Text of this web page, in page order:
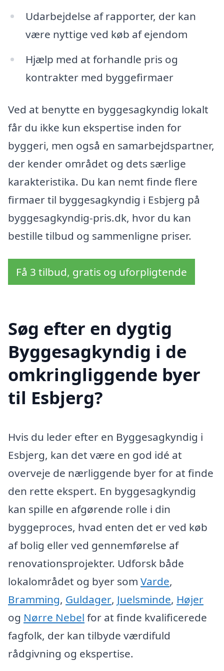
Udarbejdelse af rapporter, der kan
være nyttige ved køb af ejendom
Hjælp med at forhandle pris og
kontrakter med byggefirmaer
Ved at benytte en byggesagkyndig lokalt
får du ikke kun ekspertise inden for
byggeri, men også en samarbejdspartner,
der kender området og dets særlige
karakteristika. Du kan nemt finde flere
firmaer til byggesagkyndig i Esbjerg på
byggesagkyndig-pris.dk, hvor du kan
bestille tilbud og sammenligne priser.
Få 3 tilbud, gratis og uforpligtende
Søg efter en dygtig
Byggesagkyndig i de
omkringliggende byer
til Esbjerg?
Hvis du leder efter en Byggesagkyndig i
Esbjerg, kan det være en god idé at
overveje de nærliggende byer for at finde
den rette ekspert. En byggesagkyndig
kan spille en afgørende rolle i din
byggeproces, hvad enten det er ved køb
af bolig eller ved gennemførelse af
renovationsprojekter. Udforsk både
lokalområdet og byer som Varde,
Bramming, Guldager, Juelsminde, Højer
og Nørre Nebel for at finde kvalificerede
fagfolk, der kan tilbyde værdifuld
rådgivning og ekspertise.